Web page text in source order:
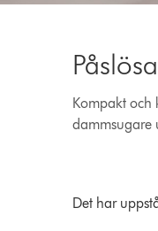
Kompakt och
dammsugare
Det har